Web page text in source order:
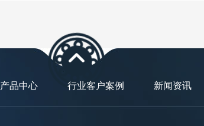
产品中心 行业客户案例 新闻资讯